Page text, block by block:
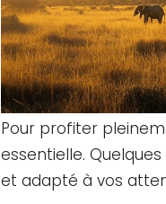
Pour profiter
essentielle.
et adapté à vos